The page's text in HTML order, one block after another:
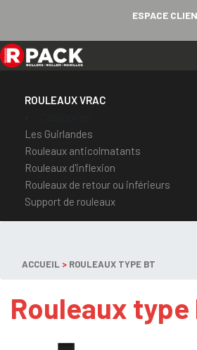
ESPACE
ROULEAUX VRAC
Les Guirlandes
Rouleaux anticolmatants
Rouleaux d'inflexion
Rouleaux de retour ou inférieurs
Support de rouleaux
ACCUEIL > ROULEAUX TYPE BT
Rouleaux type